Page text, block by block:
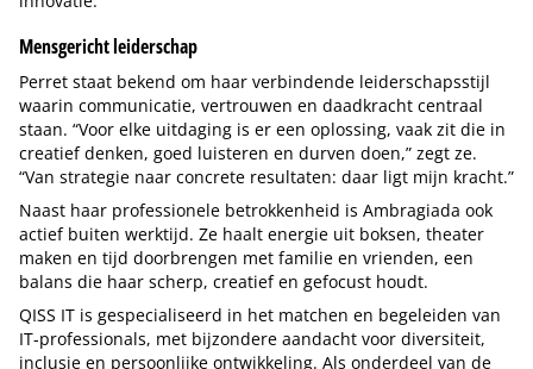
Mensgericht leiderschap
Perret staat bekend om haar verbindende leiderschapsstijl
waarin communicatie, vertrouwen en daadkracht centraal
staan. “Voor elke uitdaging is er een oplossing, vaak zit die in
creatief denken, goed luisteren en durven doen,” zegt ze.
“Van strategie naar concrete resultaten: daar ligt mijn kracht.”
Naast haar professionele betrokkenheid is Ambragiada ook
actief buiten werktijd. Ze haalt energie uit boksen, theater
maken en tijd doorbrengen met familie en vrienden, een
balans die haar scherp, creatief en gefocust houdt.
QISS IT is gespecialiseerd in het matchen en begeleiden van
IT-professionals, met bijzondere aandacht voor diversiteit,
inclusie en persoonlijke ontwikkeling. Als onderdeel van de